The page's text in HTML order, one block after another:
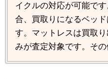
イクルの対応が可能で
合、買取りになるベッ
す。マットレスは買取
みが査定対象です。その